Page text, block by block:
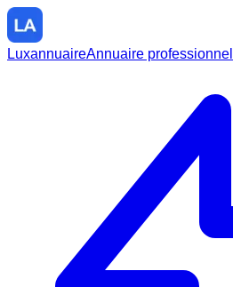
LuxannuaireAnnuaire